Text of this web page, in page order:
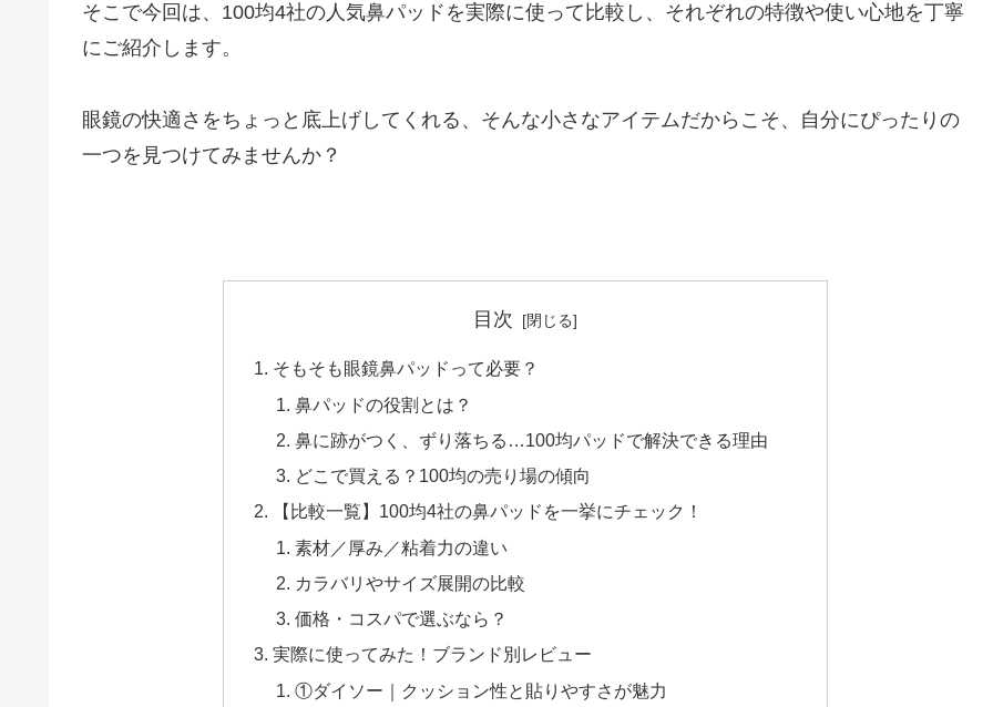
そこで今回は、100均4社の人気鼻パッドを実際に使って比較し、それぞれの特徴や使い心地を丁寧
にご紹介します。
眼鏡の快適さをちょっと底上げしてくれる、そんな小さなアイテムだからこそ、自分にぴったりの
一つを見つけてみませんか？
目次
そもそも眼鏡鼻パッドって必要？
鼻パッドの役割とは？
鼻に跡がつく、ずり落ちる…100均パッドで解決できる理由
どこで買える？100均の売り場の傾向
【比較一覧】100均4社の鼻パッドを一挙にチェック！
素材／厚み／粘着力の違い
カラバリやサイズ展開の比較
価格・コスパで選ぶなら？
実際に使ってみた！ブランド別レビュー
①ダイソー｜クッション性と貼りやすさが魅力